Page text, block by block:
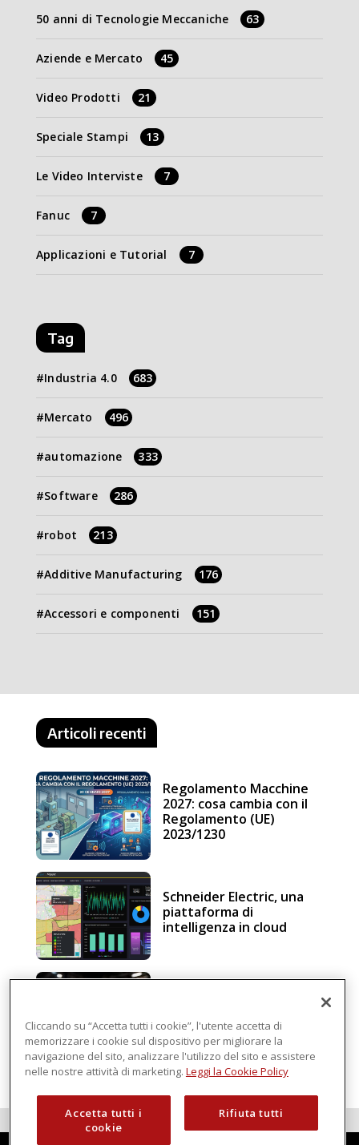
50 anni di Tecnologie Meccaniche 63
Aziende e Mercato 45
Video Prodotti 21
Speciale Stampi 13
Le Video Interviste 7
Fanuc 7
Applicazioni e Tutorial 7
Tag
Industria 4.0 683
Mercato 496
automazione 333
Software 286
robot 213
Additive Manufacturing 176
Accessori e componenti 151
Articoli recenti
Regolamento Macchine
2027: cosa cambia con il
Regolamento (UE)
2023/1230
Schneider Electric, una
piattaforma di
intelligenza in cloud
Regolamento macchine
Cliccando su “Accetta tutti i cookie”, l'utente accetta di
memorizzare i cookie sul dispositivo per migliorare la
navigazione del sito, analizzare l'utilizzo del sito e assistere
nelle nostre attività di marketing. Leggi la Cookie Policy
Accetta tutti i
cookie
Rifiuta tutti